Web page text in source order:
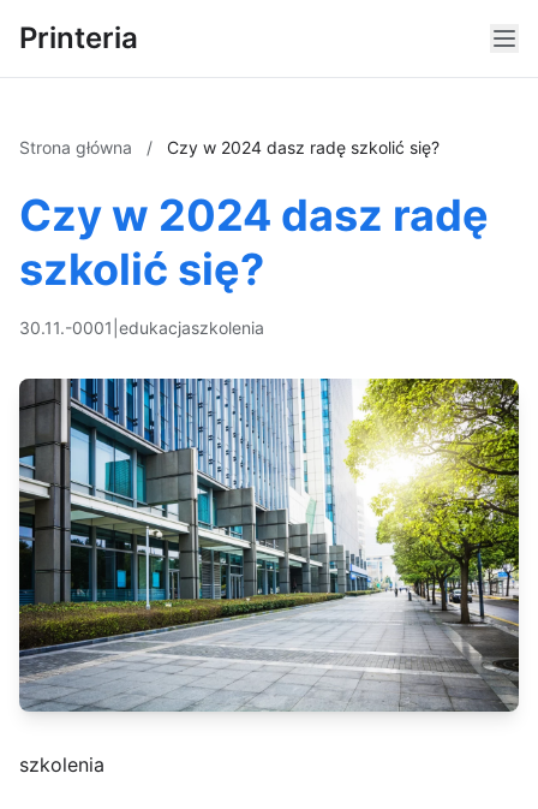
Printeria
Strona główna / Czy w 2024 dasz radę szkolić się?
Czy w 2024 dasz radę
szkolić się?
30.11.-0001 edukacjaszkolenia
szkolenia